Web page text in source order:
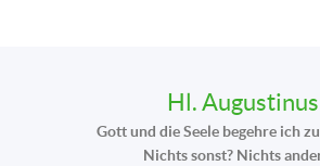
Hl. Augustinus
Gott und die Seele begehre ich
Nichts sonst? Nichts